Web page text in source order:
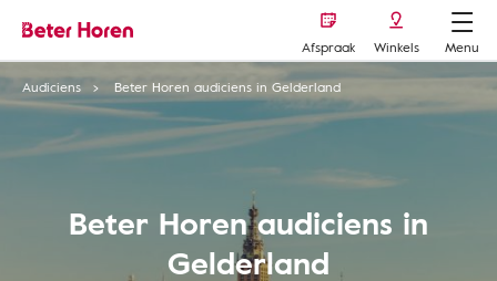
Afspraak Winkels
Menu
Audiciens
Beter Horen audiciens in Gelderland
Beter Horen audiciens in
Gelderland